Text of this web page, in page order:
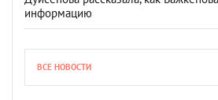
информацию
ВСЕ НОВОСТИ